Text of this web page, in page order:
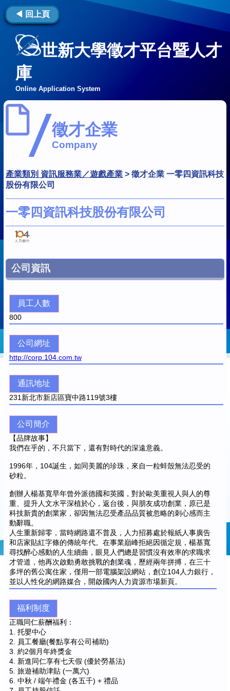
◀ 回上頁
世新大學徵才平台暨人才
庫
Online Application System
徵才企業
Company
產業類別 資訊服務業／遊戲產業 >徵才企業 一零四資訊科技
股份有限公司
一零四資訊科技股份有限公司
公司資訊
員工人數
800
公司網址
http://corp.104.com.tw
通訊地址
231新北市新店區寶中路119號3樓
公司簡介
【品牌故事】
我們在乎的，不只當下，還有對時代的深遠意義。
1996年，104誕生，如同美麗的珍珠，來自一粒蚌殼無法忍受的
砂粒。
創辦人楊基寬早年曾外派德國和英國，對於歐美重視人與人的尊
重、提升人文水平深植於心，返台後，與朋友成功創業，原已是
科技新貴的創業家，卻因無法忍受產品品質被忽略的刺心感而主
動辭職。
人生重新歸零，當時網路還不普及，人力招募處於報紙人事廣告
和店家貼紅字條的傳統年代。在事業巔峰拒絕因循定規，楊基寬
尋找醉心感動的人生續曲，眼見人們總是習慣沒有效率的求職求
才管道，他再次啟動勇敢挑戰的創業魂，歷經兩年拼搏，在三十
多坪的舊公寓住家，僅用一部電腦架設網站，創立104人力銀行，
並以人性化的網路媒合，開啟國內人力資源市場新頁。
福利制度
正職同仁薪酬福利：
1. 托嬰中心
2. 員工餐廳(餐點享有公司補助)
3. 約2個月年終獎金
4. 新進同仁享有七天假 (優於勞基法)
5. 旅遊補助津貼 (一萬六)
6. 中秋 / 端午禮金 (各五千) + 禮品